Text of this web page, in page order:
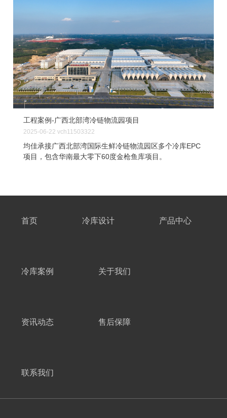
工程案例-广西北部湾冷链物流园项目
2025-06-22 vch11503322
均佳承接广西北部湾国际生鲜冷链物流园区多个冷库EPC
项目，包含华南最大零下60度金枪鱼库项目。
首页 冷库设计 产品中心
冷库案例 关于我们
资讯动态 售后保障
联系我们